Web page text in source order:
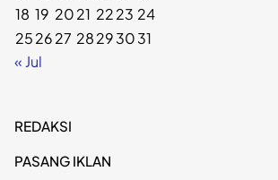
18 19 2021 2223 24
252627 28293031
« Jul
REDAKSI
PASANG IKLAN